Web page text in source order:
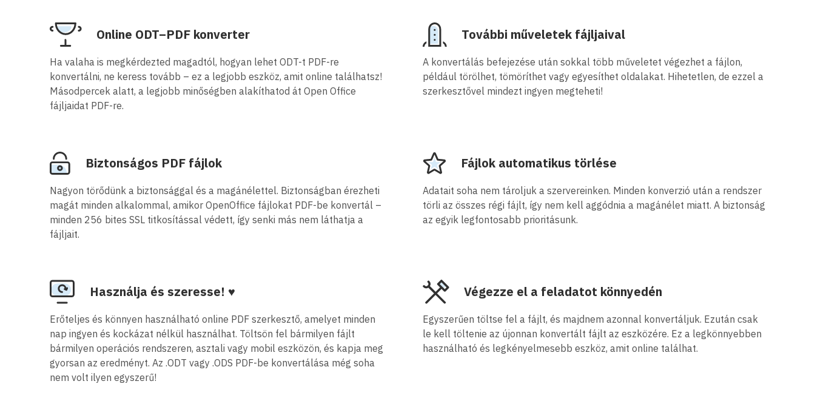
Online ODT–PDF konverter
Ha valaha is megkérdezted magadtól, hogyan lehet ODT-t PDF-re
konvertálni, ne keress tovább – ez a legjobb eszköz, amit online találhatsz!
Másodpercek alatt, a legjobb minőségben alakíthatod át Open Office
fájljaidat PDF-re.
További műveletek fájljaival
A konvertálás befejezése után sokkal több műveletet végezhet a fájlon,
például törölhet, tömöríthet vagy egyesíthet oldalakat. Hihetetlen, de ezzel a
szerkesztővel mindezt ingyen megteheti!
Biztonságos PDF fájlok
Nagyon törődünk a biztonsággal és a magánélettel. Biztonságban érezheti
magát minden alkalommal, amikor OpenOffice fájlokat PDF-be konvertál –
minden 256 bites SSL titkosítással védett, így senki más nem láthatja a
fájljait.
Fájlok automatikus törlése
Adatait soha nem tároljuk a szervereinken. Minden konverzió után a rendszer
törli az összes régi fájlt, így nem kell aggódnia a magánélet miatt. A biztonság
az egyik legfontosabb prioritásunk.
Használja és szeresse! ♥
Erőteljes és könnyen használható online PDF szerkesztő, amelyet minden
nap ingyen és kockázat nélkül használhat. Töltsön fel bármilyen fájlt
bármilyen operációs rendszeren, asztali vagy mobil eszközön, és kapja meg
gyorsan az eredményt. Az .ODT vagy .ODS PDF-be konvertálása még soha
nem volt ilyen egyszerű!
Végezze el a feladatot könnyedén
Egyszerűen töltse fel a fájlt, és majdnem azonnal konvertáljuk. Ezután csak
le kell töltenie az újonnan konvertált fájlt az eszközére. Ez a legkönnyebben
használható és legkényelmesebb eszköz, amit online találhat.